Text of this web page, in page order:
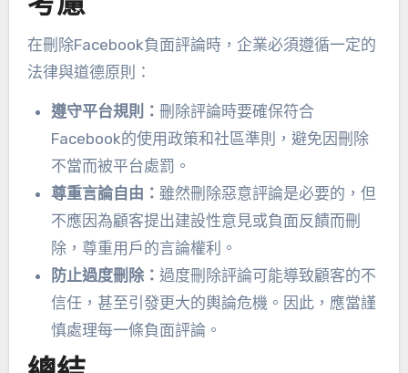
在刪除Facebook負面評論時，企業必須遵循一定的
法律與道德原則：
遵守平台規則： 刪除評論時要確保符合
Facebook的使用政策和社區準則，避免因刪除
不當而被平台處罰。
尊重言論自由： 雖然刪除惡意評論是必要的，但
不應因為顧客提出建設性意見或負面反饋而刪
除，尊重用戶的言論權利。
防止過度刪除： 過度刪除評論可能導致顧客的不
信任，甚至引發更大的輿論危機。因此，應當謹
慎處理每一條負面評論。